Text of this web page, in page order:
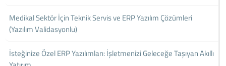
Medikal Sektör İçin Teknik Servis ve ERP Yazılım Çözümleri
(Yazılım Validasyonlu)
İsteğinize Özel ERP Yazılımları: İşletmenizi Geleceğe Taşıyan Akıllı